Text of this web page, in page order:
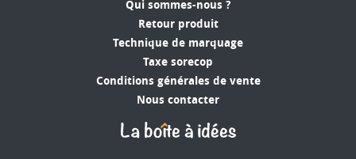
Qui sommes-nous ?
Retour produit
Technique de marquage
Taxe sorecop
Conditions générales de vente
Nous contacter